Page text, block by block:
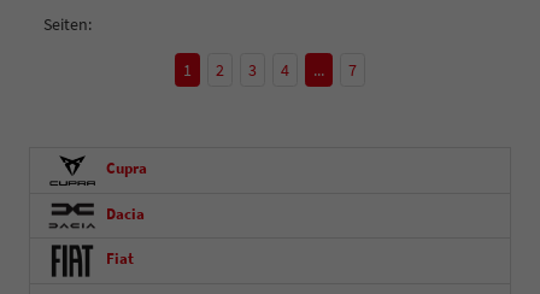
Seiten:
1 2 3 4 ... 7
Cupra
Dacia
Fiat